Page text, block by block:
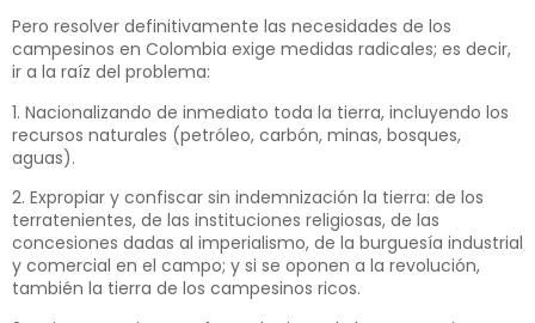
Pero resolver definitivamente las necesidades de los
campesinos en Colombia exige medidas radicales; es decir,
ir a la raíz del problema:
1. Nacionalizando de inmediato toda la tierra, incluyendo los
recursos naturales (petróleo, carbón, minas, bosques,
aguas).
2. Expropiar y confiscar sin indemnización la tierra: de los
terratenientes, de las instituciones religiosas, de las
concesiones dadas al imperialismo, de la burguesía industrial
y comercial en el campo; y si se oponen a la revolución,
también la tierra de los campesinos ricos.